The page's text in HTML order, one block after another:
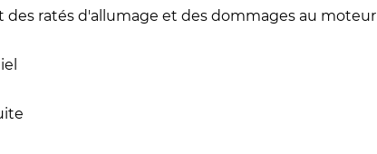
ratés d'allumage et des dommages au moteur